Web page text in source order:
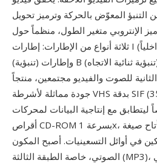
المعوّض بالحركة وترميز تحويل
الإنتروبي متغير الطول، منظماً حول
ثلاثة أنواع من الإطارات: إطارات I (مشفرة داخلياً) وإطارات P
(تنبؤية) وإطارات B (تنبؤية ثنائية الاتجاه). يستهدف المعيار معدلات
في الثانية للصوت والفيديو مجتمعين، منتجاً
جودة مماثلة لأشرطة VHS بدقة SIF (352x240 لـ NTSC). اختير
مع إنتاجية البيانات لمحركات
في أوائل التسعينيات. أصبح المكون
الصوتي، خاصة الطبقة الثالثة (MP3)، أكثر صيغة صوتية تأثيراً في